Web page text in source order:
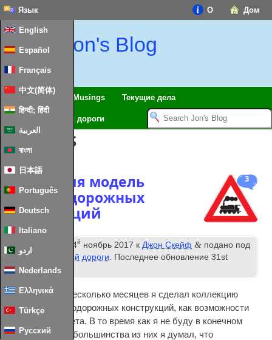
Дом
О
Язык
English
Español
Français
中文(简体)
हिन्दी; हिंदी
العربية
বাংলা
日本語
Português
Deutsch
Italiano
اردو
Nederlands
Ελληνικά
Türkçe
Русский
Jon's Blog
Путешествия Musings Текущие дела
Модель железной дороги
Теги: LMS
3
Коллекция модель
железнодорожных
конструкций
Опубликовано 14й ноябрь 2017 кДжон Скейф & подано под
Модель железной дороги. Последнее обновление31st
January2024.
За последние несколько месяцев я сделал коллекцию
модели железнодорожных конструкций, как возможности
для нового макета. В то время как я не буду в конечном
итоге создание большинства из них я думал, что